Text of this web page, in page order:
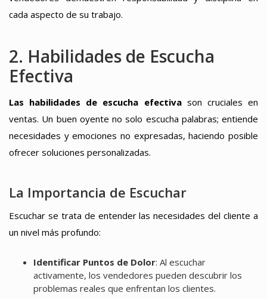
cada aspecto de su trabajo.
2. Habilidades de Escucha
Efectiva
Las habilidades de escucha efectivason cruciales en
ventas. Un buen oyente no solo escucha palabras; entiende
necesidades y emociones no expresadas, haciendo posible
ofrecer soluciones personalizadas.
La Importancia de Escuchar
Escuchar se trata de entender las necesidades del cliente a
un nivel más profundo:
Identificar Puntos de Dolor: Al escuchar
activamente, los vendedores pueden descubrir los
problemas reales que enfrentan los clientes.